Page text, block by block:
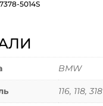
5014S
BMW
116, 118, 318